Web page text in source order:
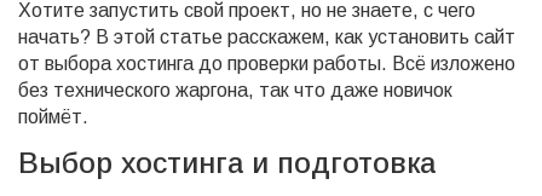
Хотите запустить свой проект, но не знаете, с чего
начать? В этой статье расскажем, как установить сайт
от выбора хостинга до проверки работы. Всё изложено
без технического жаргона, так что даже новичок
поймёт.
Выбор хостинга и подготовка